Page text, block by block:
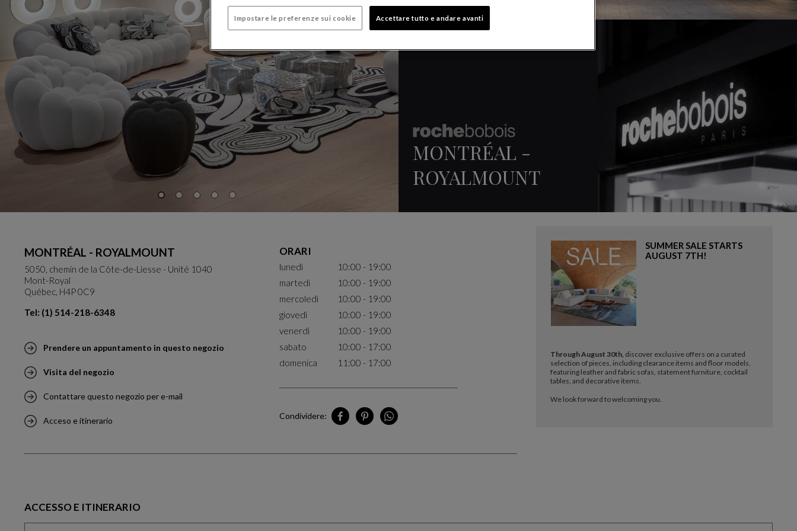
MONTRÉAL -
ROYALMOUNT
MONTRÉAL - ROYALMOUNT
5050, chemin de la Côte-de-Liesse - Unité 1040
Mont-Royal
Québec, H4P 0C9
Tel: (1) 514-218-6348
Prendere un appuntamento in questo negozio
Visita del negozio
Contattare questo negozio per e-mail
Acceso e itinerario
ORARI
lunedì
10:00 - 19:00
martedì
10:00 - 19:00
mercoledì
10:00 - 19:00
giovedì
10:00 - 19:00
venerdì
10:00 - 19:00
sabato
10:00 - 17:00
domenica
11:00 - 17:00
Condividere:
SUMMER SALE STARTS
AUGUST 7TH!
Through August 30th, discover exclusive offers on a curated
selection of pieces, including clearance items and floor models,
featuring leather and fabric sofas, statement furniture, cocktail
tables, and decorative items.
We look forward to welcoming you.
ACCESSO E ITINERARIO
Impostare le preferenze sui cookie Accettare tutto e andare avanti